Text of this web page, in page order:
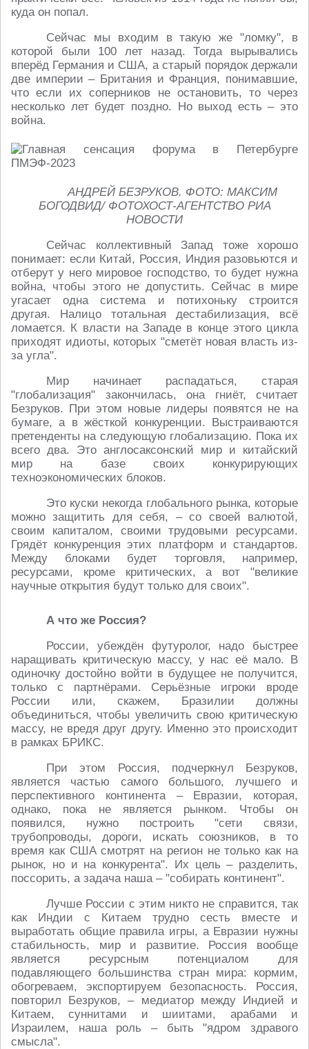
куда он попал.
Сейчас мы входим в такую же "ломку", в
которой были 100 лет назад. Тогда вырывались
вперёд Германия и США, а старый порядок держали
две империи – Британия и Франция, понимавшие,
что если их соперников не остановить, то через
несколько лет будет поздно. Но выход есть – это
война.
АНДРЕЙ БЕЗРУКОВ. ФОТО: МАКСИМ
БОГОДВИД/ ФОТОХОСТ-АГЕНТСТВО РИА
НОВОСТИ
Сейчас коллективный Запад тоже хорошо
понимает: если Китай, Россия, Индия разовьются и
отберут у него мировое господство, то будет нужна
война, чтобы этого не допустить. Сейчас в мире
угасает одна система и потихоньку строится
другая. Налицо тотальная дестабилизация, всё
ломается. К власти на Западе в конце этого цикла
приходят идиоты, которых "сметёт новая власть из-
за угла".
Мир начинает распадаться, старая
"глобализация" закончилась, она гниёт, считает
Безруков. При этом новые лидеры появятся не на
бумаге, а в жёсткой конкуренции. Выстраиваются
претенденты на следующую глобализацию. Пока их
всего два. Это англосаксонский мир и китайский
мир на базе своих конкурирующих
техноэкономических блоков.
Это куски некогда глобального рынка, которые
можно защитить для себя, – со своей валютой,
своим капиталом, своими трудовыми ресурсами.
Грядёт конкуренция этих платформ и стандартов.
Между блоками будет торговля, например,
ресурсами, кроме критических, а вот "великие
научные открытия будут только для своих".
А что же Россия?
России, убеждён футуролог, надо быстрее
наращивать критическую массу, у нас её мало. В
одиночку достойно войти в будущее не получится,
только с партнёрами. Серьёзные игроки вроде
России или, скажем, Бразилии должны
объединиться, чтобы увеличить свою критическую
массу, не вредя друг другу. Именно это происходит
в рамках БРИКС.
При этом Россия, подчеркнул Безруков,
является частью самого большого, лучшего и
перспективного континента – Евразии, которая,
однако, пока не является рынком. Чтобы он
появился, нужно построить "сети связи,
трубопроводы, дороги, искать союзников, в то
время как США смотрят на регион не только как на
рынок, но и на конкурента". Их цель – разделить,
поссорить, а задача наша – "собирать континент".
Лучше России с этим никто не справится, так
как Индии с Китаем трудно сесть вместе и
выработать общие правила игры, а Евразии нужны
стабильность, мир и развитие. Россия вообще
является ресурсным потенциалом для
подавляющего большинства стран мира: кормим,
обогреваем, экспортируем безопасность. Россия,
повторил Безруков, – медиатор между Индией и
Китаем, суннитами и шиитами, арабами и
Израилем, наша роль – быть "ядром здравого
смысла".